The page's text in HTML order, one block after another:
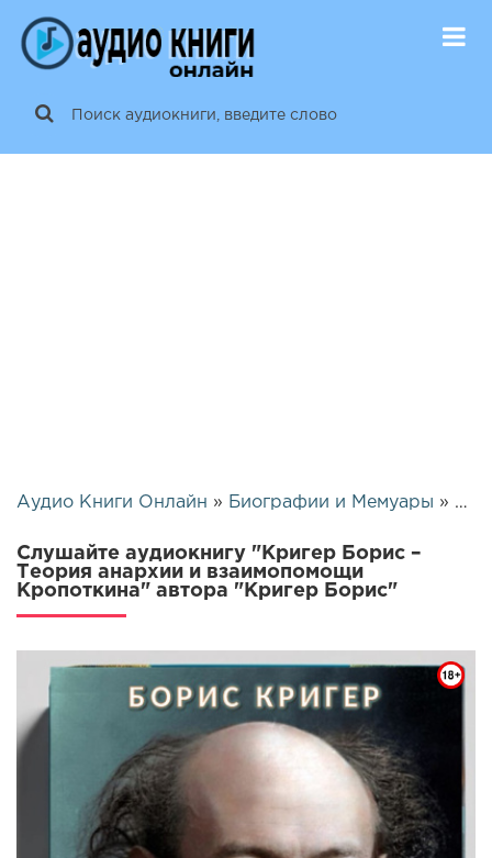
Аудио Книги Онлайн » Биографии и Мемуары » Кригер Борис – Теория анархии и взаимопомощи Кропоткина | 25575
Слушайте аудиокнигу "Кригер Борис –
Теория анархии и взаимопомощи
Кропоткина" автора "Кригер Борис"